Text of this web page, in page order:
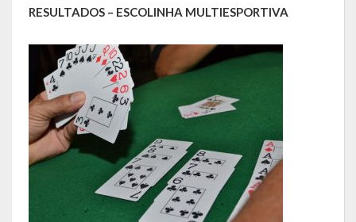
Editais de Concursos/Processos Seletivos
Editais de Licitações
LicitaCon Cidadão
Prestação de Contas
Demonstrativos Contábeis
RESULTADOS – ESCOLINHA MULTIESPORTIVA